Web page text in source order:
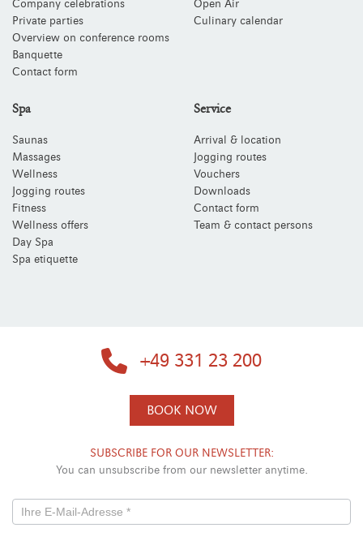
Company celebrations
Private parties
Overview on conference rooms
Banquette
Contact form
Open Air
Culinary calendar
Spa
Saunas
Massages
Wellness
Jogging routes
Fitness
Wellness offers
Day Spa
Spa etiquette
Service
Arrival & location
Jogging routes
Vouchers
Downloads
Contact form
Team & contact persons
+49 331 23 200
BOOK NOW
SUBSCRIBE FOR OUR NEWSLETTER:
You can unsubscribe from our newsletter anytime.
Newsletterformular